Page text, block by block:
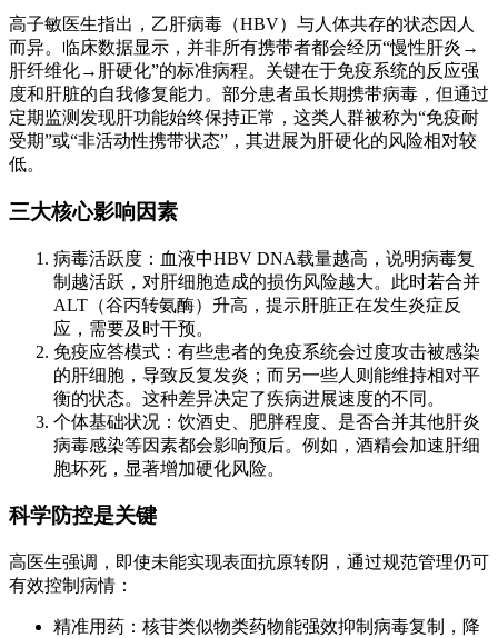
高子敏医生指出，乙肝病毒（HBV）与人体共存的状态因人
而异。临床数据显示，并非所有携带者都会经历“慢性肝炎→
肝纤维化→肝硬化”的标准病程。关键在于免疫系统的反应强
度和肝脏的自我修复能力。部分患者虽长期携带病毒，但通过
定期监测发现肝功能始终保持正常，这类人群被称为“免疫耐
受期”或“非活动性携带状态”，其进展为肝硬化的风险相对较
低。
三大核心影响因素
病毒活跃度：血液中HBV DNA载量越高，说明病毒复
制越活跃，对肝细胞造成的损伤风险越大。此时若合并
ALT（谷丙转氨酶）升高，提示肝脏正在发生炎症反
应，需要及时干预。
免疫应答模式：有些患者的免疫系统会过度攻击被感染
的肝细胞，导致反复发炎；而另一些人则能维持相对平
衡的状态。这种差异决定了疾病进展速度的不同。
个体基础状况：饮酒史、肥胖程度、是否合并其他肝炎
病毒感染等因素都会影响预后。例如，酒精会加速肝细
胞坏死，显著增加硬化风险。
科学防控是关键
高医生强调，即使未能实现表面抗原转阴，通过规范管理仍可
有效控制病情：
精准用药：核苷类似物类药物能强效抑制病毒复制，降